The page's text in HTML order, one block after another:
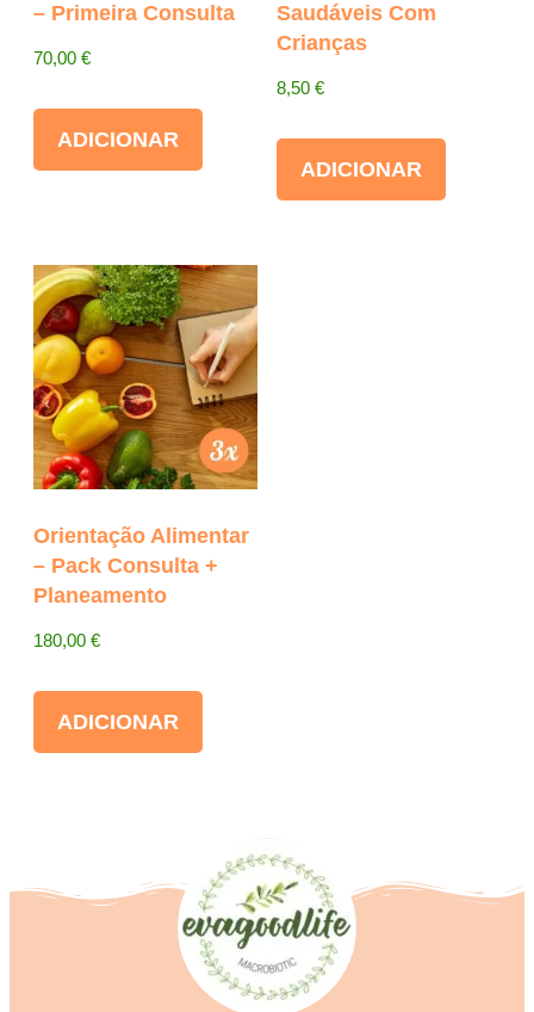
– Primeira Consulta
70,00 €
ADICIONAR
Saudáveis Com
Crianças
8,50 €
ADICIONAR
Orientação Alimentar
– Pack Consulta +
Planeamento
180,00 €
ADICIONAR